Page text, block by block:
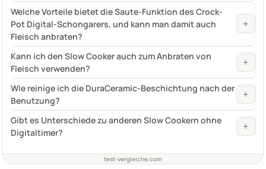
Welche Vorteile bietet die Saute-Funktion des Crock-
Pot Digital-Schongarers, und kann man damit auch
Fleisch anbraten?
+
Kann ich den Slow Cooker auch zum Anbraten von
Fleisch verwenden?
+
Wie reinige ich die DuraCeramic-Beschichtung nach der
Benutzung?
+
Gibt es Unterschiede zu anderen Slow Cookern ohne
Digitaltimer?
+
test-vergleiche.com